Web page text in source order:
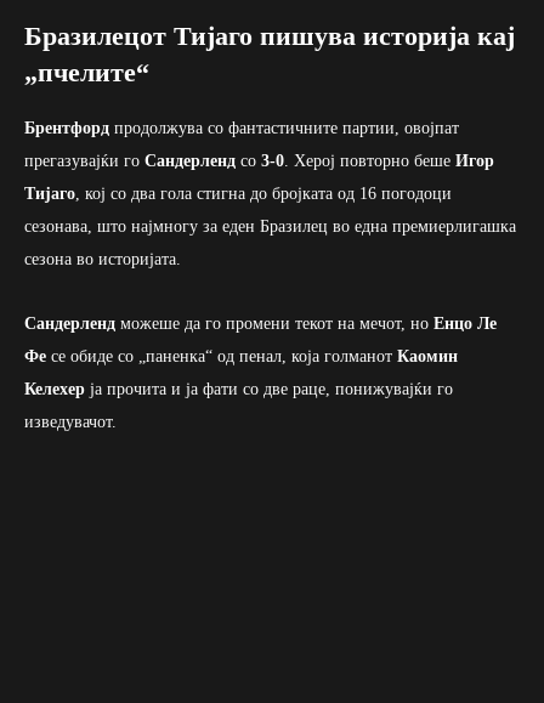
Бразилецот Тијаго пишува историја кај
„пчелите“
Брентфорд продолжува со фантастичните партии, овојпат
прегазувајќи го Сандерленд со 3-0 . Херој повторно беше Игор
Тијаго , кој со два гола стигна до бројката од 16 погодоци
сезонава, што најмногу за еден Бразилец во една премиерлигашка
сезона во историјата.
Сандерленд можеше да го промени текот на мечот, но Енцо Ле
Фе се обиде со „паненка“ од пенал, која голманот Каомин
Келехер ја прочита и ја фати со две раце, понижувајќи го
изведувачот.